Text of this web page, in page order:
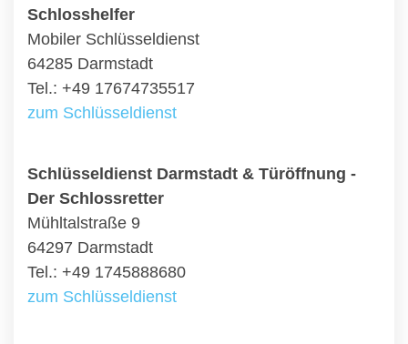
Schlosshelfer
Mobiler Schlüsseldienst
64285 Darmstadt
Tel.: +49 17674735517
zum Schlüsseldienst
Schlüsseldienst Darmstadt & Türöffnung -
Der Schlossretter
Mühltalstraße 9
64297 Darmstadt
Tel.: +49 1745888680
zum Schlüsseldienst